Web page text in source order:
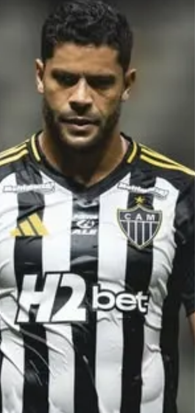
não foi apenas um resultado negativo; foi
choque de realidade que expôs feridas
profundas no planejamento alvinegro. O
revés elástico derrubou o time na tabela e
acendeu um sinal de alerta vermelho que há
muito não se via pelos lados de